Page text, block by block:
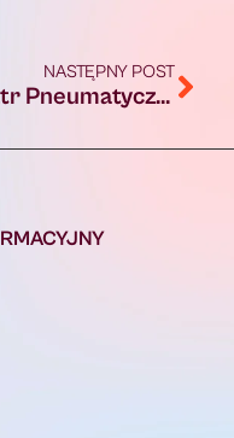
NASTĘPNY POST
Teatr Pneumatyczny świętuje w tym roku swoje 8. urodziny – a jak ósemkę kopnąć, to wyjdzie nieskończoność. Dlatego 31 stycznia 2026 roku teatr gra BEZ PRZERWY!